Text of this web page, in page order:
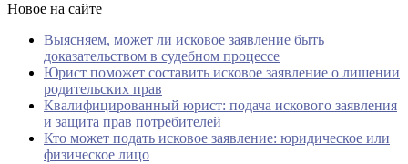
Новое на сайте
Выясняем, может ли исковое заявление быть
доказательством в судебном процессе
Юрист поможет составить исковое заявление о лишении
родительских прав
Квалифицированный юрист: подача искового заявления
и защита прав потребителей
Кто может подать исковое заявление: юридическое или
физическое лицо